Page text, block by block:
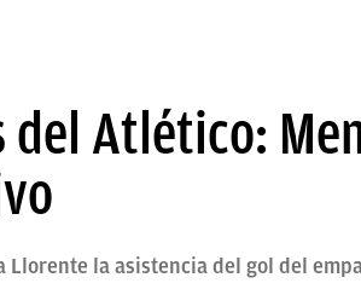
del Atlético:
Llorente la asistencia del gol del